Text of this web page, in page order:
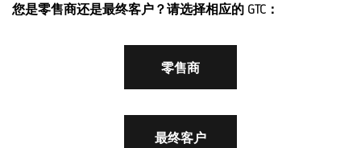
您是零售商还是最终客户？请选择相应的 GTC：
零售商
最终客户